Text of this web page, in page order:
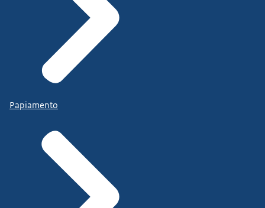
Papiamento